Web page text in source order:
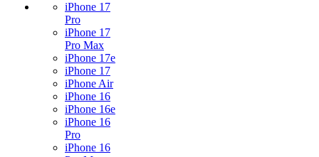
iPhone 17
Pro
iPhone 17
Pro Max
iPhone 17e
iPhone 17
iPhone Air
iPhone 16
iPhone 16e
iPhone 16
Pro
iPhone 16